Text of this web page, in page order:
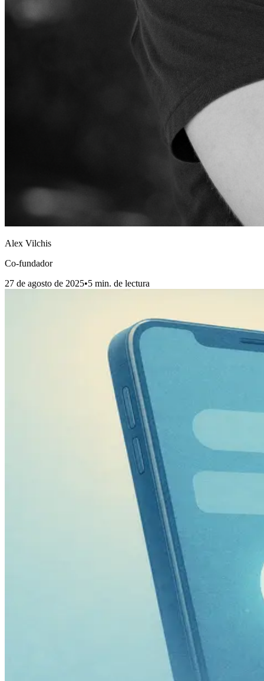
Alex Vilchis
Co-fundador
27 de agosto de 2025•5 min. de lectura